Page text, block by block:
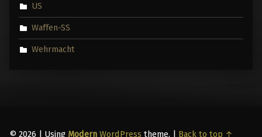
US
Waffen-SS
Wehrmacht
© 2026 | Using Modern WordPress theme. | Back to top ↑